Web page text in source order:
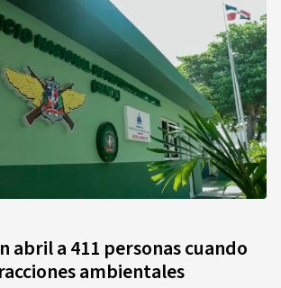
abril a 411 personas cuando
ambientales